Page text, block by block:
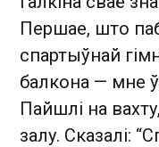
Першае, што
спартыўнай
балкона — мне
Пайшлі на
залу. Сказалі: